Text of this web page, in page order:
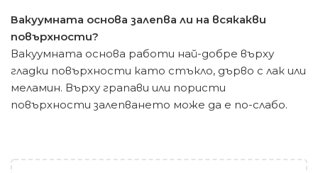
Вакуумната основа залепва ли на всякакви
повърхности?
Вакуумната основа работи най-добре върху
гладки повърхности като стъкло, дърво с лак или
меламин. Върху грапави или пористи
повърхности залепването може да е по-слабо.